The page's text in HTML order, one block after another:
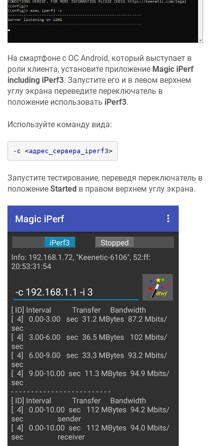
На смартфоне с ОС Android, который выступает в
роли клиента, установите приложение Magic iPerf
including iPerf3. Запустите его и в левом верхнем
углу экрана переведите переключатель в
положение использовать iPerf3.
Используйте команду вида:
‑c <адрес_сервера_iperf3>
Запустите тестирование, переведя переключатель в
положение Started в правом верхнем углу экрана.